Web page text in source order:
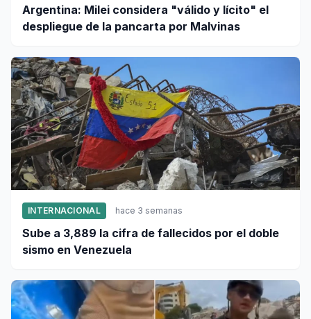
Argentina: Milei considera "válido y lícito" el
despliegue de la pancarta por Malvinas
INTERNACIONAL hace 3 semanas
Sube a 3,889 la cifra de fallecidos por el doble
sismo en Venezuela